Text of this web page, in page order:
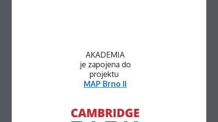
AKADEMIA
je zapojena do
projektu
MAP Brno II